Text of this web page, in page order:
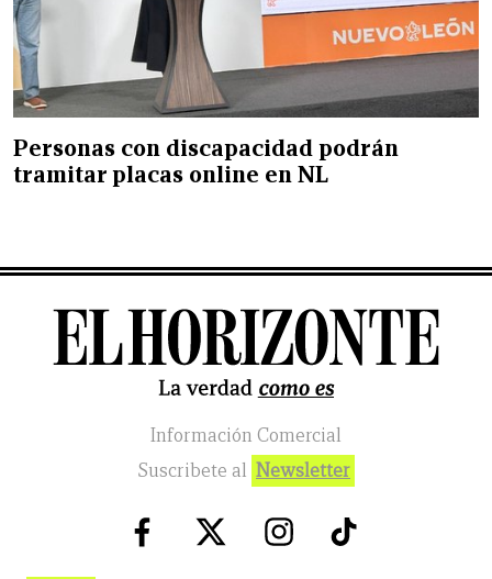
Personas con discapacidad podrán
tramitar placas online en NL
Información Comercial
Suscribete al Newsletter